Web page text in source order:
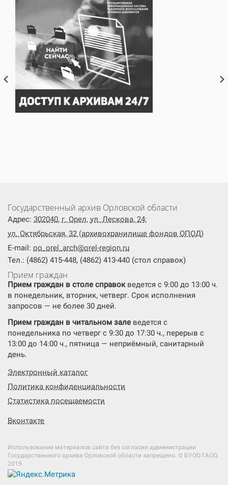
Государственный архив Орловской области
Адрес: 302040, г. Орел, ул. Лескова, 24;
ул. Октябрьская, 32 (архивохранилище фондов ОПОД)
E-mail: oo_orel_arch@orel-region.ru
Тел.: (4862) 415-448, (4862) 413-440 (стол справок)
Прием граждан
Прием граждан в столе справокведется с 9:00 до 13:00 ч.
в понедельник, вторник, четверг. Срок исполнения
запросов — не более 30 дней.
Прием граждан в читальном зале ведется с
понедельника по четверг с 9:30 до 17:30 ч., перерыв с
13:00 до 14:00 ч., пятница — неприёмный, санитарный
день.
Электронный каталог
Политика конфиденциальности
Статистика посещаемости
Вконтакте
Использование материалов сайта без согласия администрации
Государственного архива Орловской области запрещено. © БУОО ГАОO,
2019.